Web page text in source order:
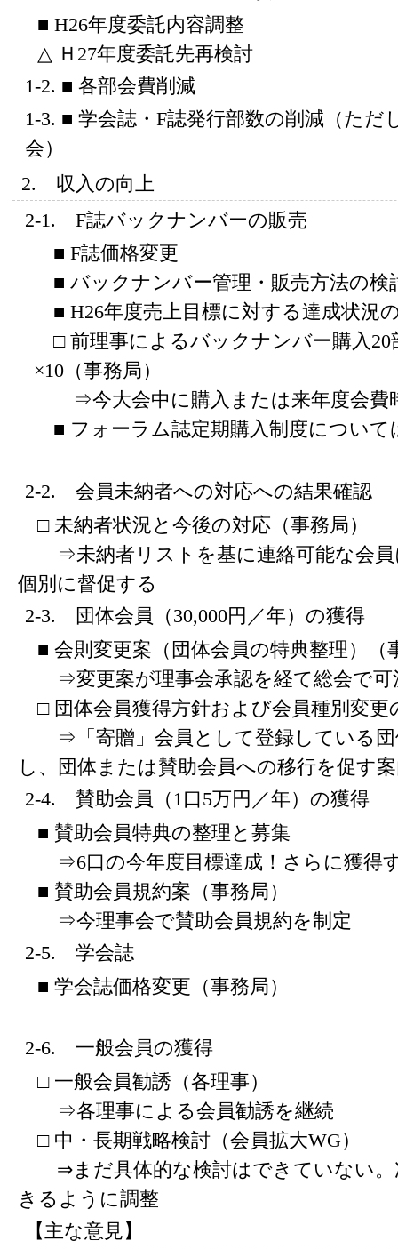
■ H26年度委託内容調整
△ Ｈ27年度委託先再検討
1-2. ■ 各部会費削減
1-3. ■ 学会誌・F誌発行部数の削減（ただ
会）
2. 収入の向上
2-1. F誌バックナンバーの販売
■ F誌価格変更
■ バックナンバー管理・販売方法の検
■ H26年度売上目標に対する達成状況
□ 前理事によるバックナンバー購入20
×10（事務局）
⇒今大会中に購入または来年度会費
■ フォーラム誌定期購入制度について
2-2. 会員未納者への対応への結果確認
□ 未納者状況と今後の対応（事務局）
⇒未納者リストを基に連絡可能な会員
個別に督促する
2-3. 団体会員（30,000円／年）の獲得
■ 会則変更案（団体会員の特典整理）（
⇒変更案が理事会承認を経て総会で可
□ 団体会員獲得方針および会員種別変更
⇒「寄贈」会員として登録している団
し、団体または賛助会員への移行を促す
2-4. 賛助会員（1口5万円／年）の獲得
■ 賛助会員特典の整理と募集
⇒6口の今年度目標達成！さらに獲得
■ 賛助会員規約案（事務局）
⇒今理事会で賛助会員規約を制定
2-5. 学会誌
■ 学会誌価格変更（事務局）
2-6. 一般会員の獲得
□ 一般会員勧誘（各理事）
⇒各理事による会員勧誘を継続
□ 中・長期戦略検討（会員拡大WG）
⇒まだ具体的な検討はできていない。
きるように調整
【主な意見】